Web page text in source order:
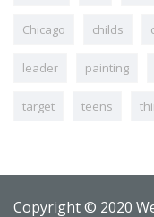
Chicago childs
leader painting
target teens
Copyright © 2020